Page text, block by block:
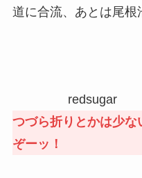
道に合流、あとは尾根
redsugar
つづら折りとかは少
ぞーッ！